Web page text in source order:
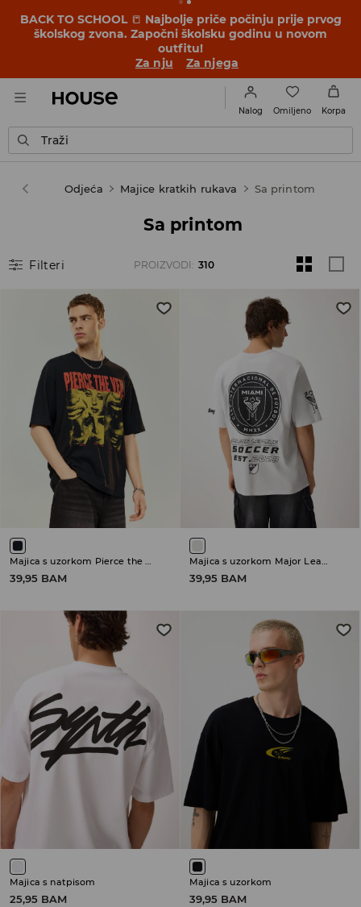
BACK TO SCHOOL 📒 Najbolje priče počinju prije prvog
školskog zvona. Započni školsku godinu u novom
outfitu!
Za nju
Za njega
Nalog Omiljeno Korpa
Traži
Odjeća Majice kratkih rukava Sa printom
Sa printom
Filteri PROIZVODI : 310
39,95 BAM 39,95 BAM
Majica s natpisom
25,95 BAM
Majica s uzorkom
39,95 BAM